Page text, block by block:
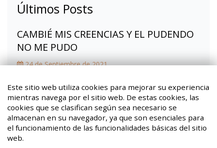
Últimos Posts
CAMBIÉ MIS CREENCIAS Y EL PUDENDO
NO ME PUDO
24 de Septiembre de 2021
Fibromialgia, la mochila que ya no llevo
08 de Marzo de 2021
¡Hasta nunca dolor crónico!
Este sitio web utiliza cookies para mejorar su experiencia
mientras navega por el sitio web. De estas cookies, las
cookies que se clasifican según sea necesario se
almacenan en su navegador, ya que son esenciales para
el funcionamiento de las funcionalidades básicas del sitio
web.